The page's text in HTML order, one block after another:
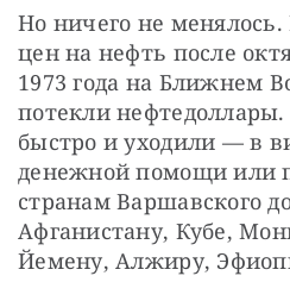
Но ничего не менялось.
цен на нефть после
1973 года на Ближнем
потекли
быстро и уходили — в
денежной помощи или
странам Варшавского
Афганистану, Кубе,
Йемену, Алжиру,